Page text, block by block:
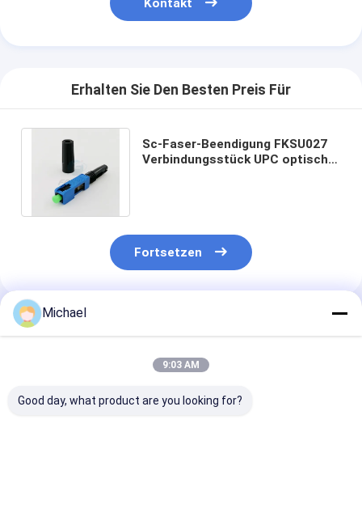
Kontakt
Erhalten Sie Den Besten Preis Für
Sc-Faser-Beendigung FKSU027
Verbindungsstück UPC optische
Fortsetzen
Empfohlene Produkte
Michael
9:03 AM
Good day, what product are you looking for?